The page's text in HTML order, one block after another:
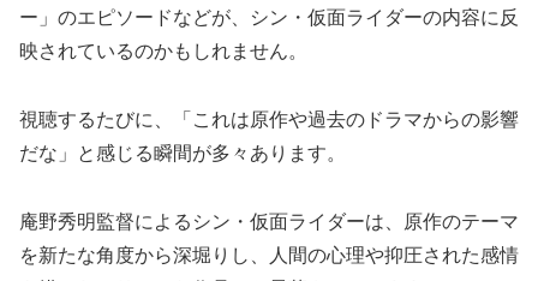
ー」のエピソードなどが、シン・仮面ライダーの内容に反
映されているのかもしれません。
視聴するたびに、「これは原作や過去のドラマからの影響
だな」と感じる瞬間が多々あります。
庵野秀明監督によるシン・仮面ライダーは、原作のテーマ
を新たな角度から深堀りし、人間の心理や抑圧された感情